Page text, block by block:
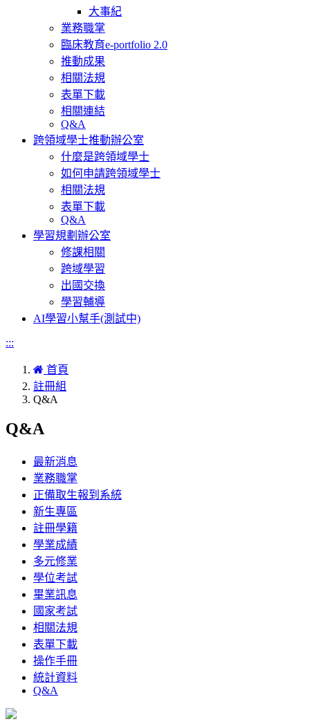
大事紀
業務職掌
臨床教育e-portfolio 2.0
推動成果
相關法規
表單下載
相關連結
Q&A
跨領域學士推動辦公室
什麼是跨領域學士
如何申請跨領域學士
相關法規
表單下載
Q&A
學習規劃辦公室
修課相關
跨域學習
出國交換
學習輔導
AI學習小幫手(測試中)
:::
首頁
註冊組
Q&A
Q&A
最新消息
業務職掌
正備取生報到系統
新生專區
註冊學籍
學業成績
多元修業
學位考試
畢業訊息
國家考試
相關法規
表單下載
操作手冊
統計資料
Q&A